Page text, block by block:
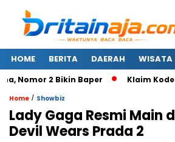
HOME BERITA DAERAH WISATA
2 Bikin Baper Klaim Kode
Home / Showbiz
Lady Gaga Resmi Main
Devil Wears Prada 2